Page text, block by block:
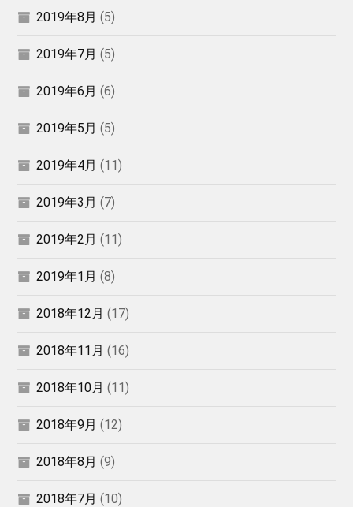
2019年8月 (5)
2019年7月 (5)
2019年6月 (6)
2019年5月 (5)
2019年4月 (11)
2019年3月 (7)
2019年2月 (11)
2019年1月 (8)
2018年12月 (17)
2018年11月 (16)
2018年10月 (11)
2018年9月 (12)
2018年8月 (9)
2018年7月 (10)